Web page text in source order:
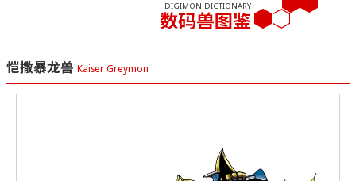
DIGIMON DICTIONARY
数码兽图鉴
恺撒暴龙兽 Kaiser Greymon